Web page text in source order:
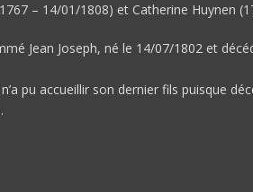
– 14/01/1808) et Catherine Huynen
Jean Joseph, né le 14/07/1802 et
pu accueillir son dernier fils puisque